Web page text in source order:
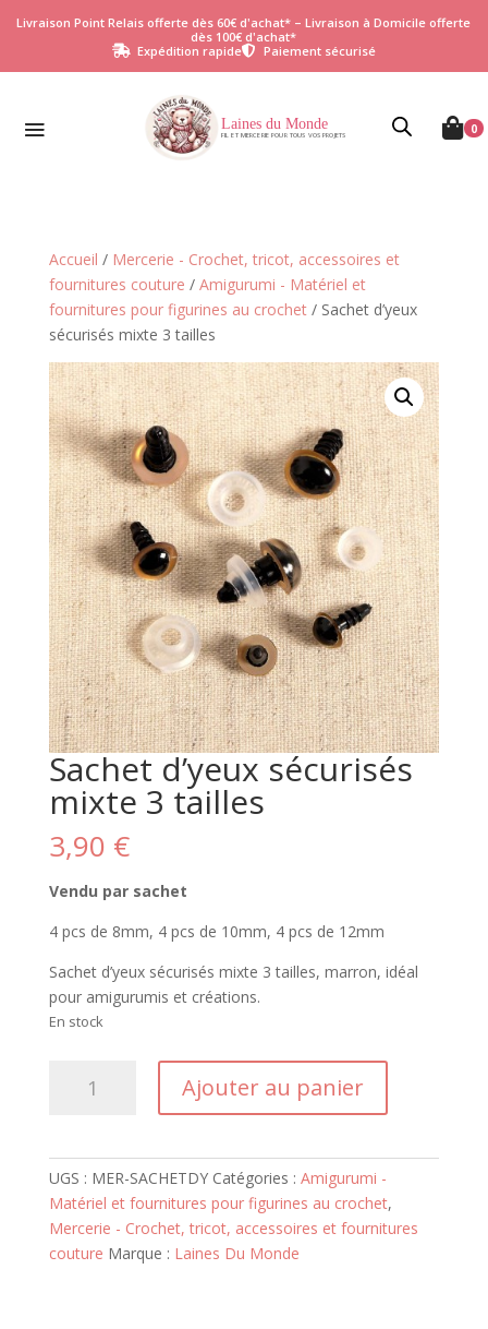
Livraison Point Relais offerte dès 60€ d'achat* – Livraison à Domicile offerte
dès 100€ d'achat*
 Expédition rapide Paiement sécurisé
Laines du Monde
FIL ET MERCERIE POUR TOUS VOS PROJETS  0
Accueil / Mercerie - Crochet, tricot, accessoires et
fournitures couture / Amigurumi - Matériel et
fournitures pour figurines au crochet/ Sachet d’yeux
sécurisés mixte 3 tailles
Sachet d’yeux sécurisés
mixte 3 tailles
3,90 €
Vendu par sachet
4 pcs de 8mm, 4 pcs de 10mm, 4 pcs de 12mm
Sachet d’yeux sécurisés mixte 3 tailles, marron, idéal
pour amigurumis et créations.
En stock
sécurisés
mixte
3
tailles
Ajouter au panier
UGS : MER-SACHETDY Catégories : Amigurumi -
Matériel et fournitures pour figurines au crochet,
Mercerie - Crochet, tricot, accessoires et fournitures
couture Marque : Laines Du Monde